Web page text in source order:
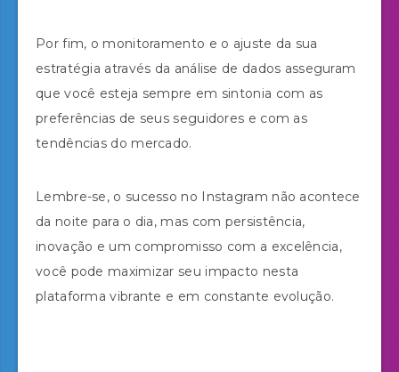
Por fim, o monitoramento e o ajuste da sua
estratégia através da análise de dados asseguram
que você esteja sempre em sintonia com as
preferências de seus seguidores e com as
tendências do mercado.
Lembre-se, o sucesso no Instagram não acontece
da noite para o dia, mas com persistência,
inovação e um compromisso com a excelência,
você pode maximizar seu impacto nesta
plataforma vibrante e em constante evolução.